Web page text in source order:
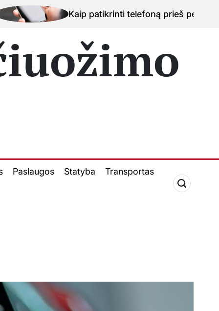
patikrinti telefoną prieš perkant naudotą įrenginį
Paslaugos Statyba Transportas